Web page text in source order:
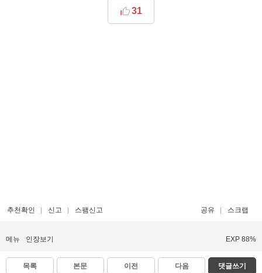
31
추천확인 신고 스팸신고 공유 스크랩
메뉴 인장보기 EXP 88%
목록 본문 이전 다음 댓글쓰기